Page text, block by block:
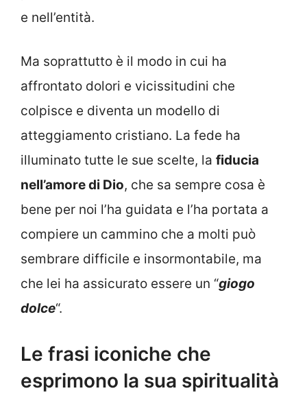
e nell’entità.
Ma soprattutto è il modo in cui ha
affrontato dolori e vicissitudini che
colpisce e diventa un modello di
atteggiamento cristiano. La fede ha
illuminato tutte le sue scelte, la fiducia
nell’amore di Dio, che sa sempre cosa è
bene per noi l’ha guidata e l’ha portata a
compiere un cammino che a molti può
sembrare difficile e insormontabile, ma
che lei ha assicurato essere un “giogo
dolce“.
Le frasi iconiche che
esprimono la sua spiritualità